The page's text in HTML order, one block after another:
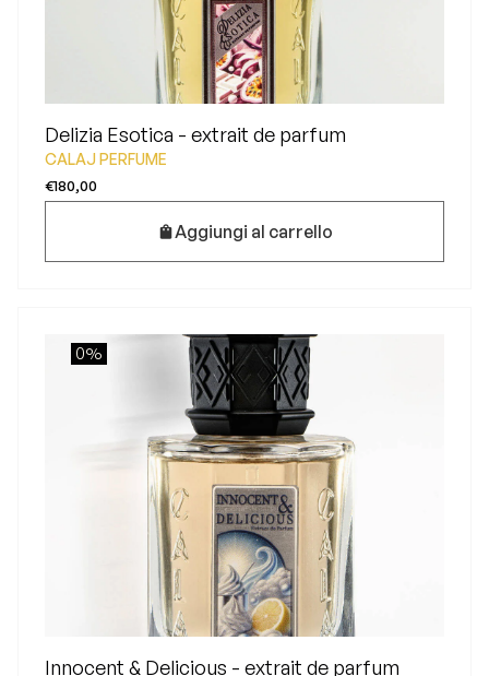
Delizia Esotica - extrait de parfum
CALAJ PERFUME
€180,00
Aggiungi al carrello
0%
Innocent & Delicious - extrait de parfum